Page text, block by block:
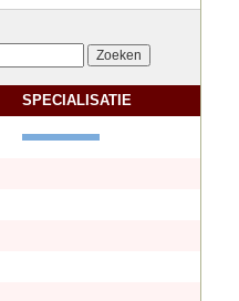
SPECIALISATIE